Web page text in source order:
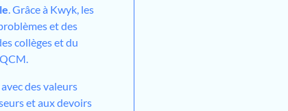
. Grâce à Kwyk, les
et des
collèges et du
des valeurs
et aux devoirs